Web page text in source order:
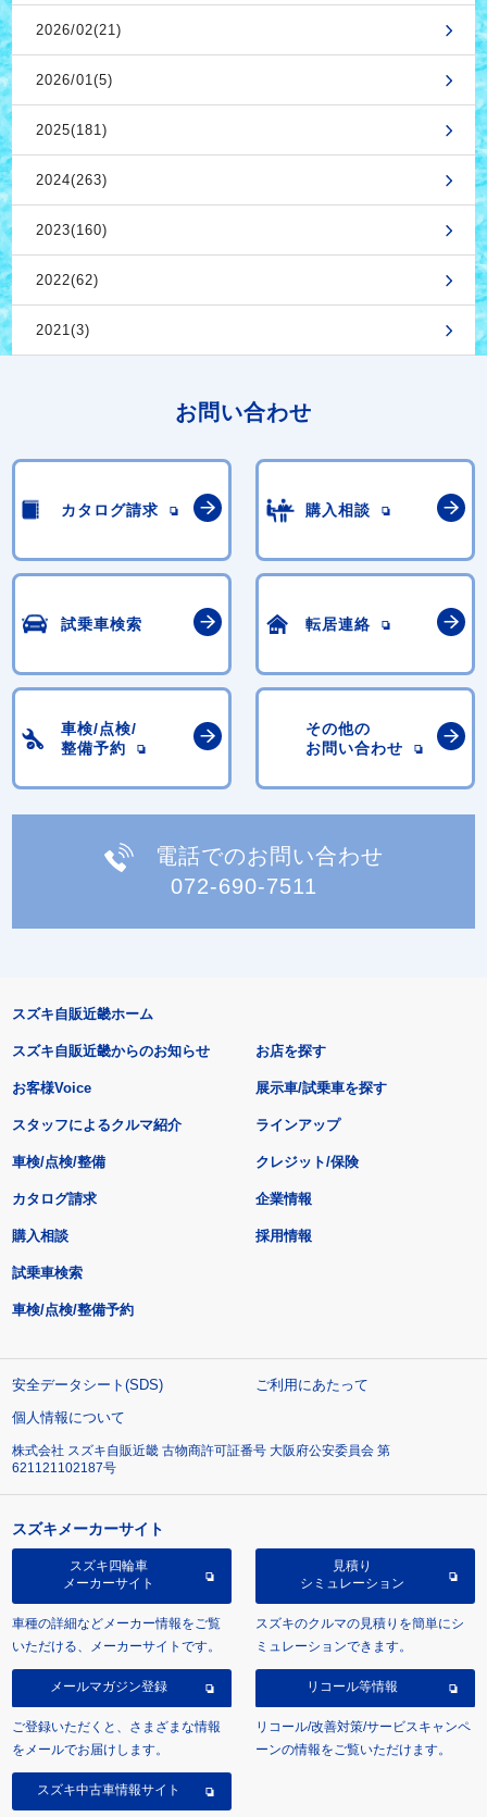
2026/02(21)
2026/01(5)
2025(181)
2024(263)
2023(160)
2022(62)
2021(3)
お問い合わせ
カタログ請求 購入相談
試乗車検索 転居連絡
車検/点検/
整備予約
その他の
お問い合わせ
電話でのお問い合わせ
072-690-7511
スズキ自販近畿ホーム
スズキ自販近畿からのお知らせ
お客様Voice
スタッフによるクルマ紹介
お店を探す
展示車/試乗車を探す
ラインアップ
車検/点検/整備 クレジット/保険
カタログ請求
購入相談
試乗車検索
車検/点検/整備予約
企業情報
採用情報
安全データシート(SDS)
ご利用にあたって
個人情報について
株式会社 スズキ自販近畿 古物商許可証番号 大阪府公安委員会 第
621121102187号
スズキメーカーサイト
スズキ四輪車
メーカーサイト
車種の詳細などメーカー情報をご覧
いただける、メーカーサイトです。
見積り
シミュレーション
スズキのクルマの見積りを簡単にシ
ミュレーションできます。
メールマガジン登録
ご登録いただくと、さまざまな情報
をメールでお届けします。
リコール等情報
リコール/改善対策/サービスキャンペ
ーンの情報をご覧いただけます。
スズキ中古車情報サイト